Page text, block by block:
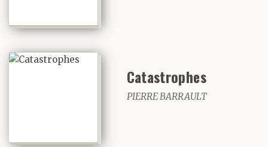
Catastrophes
PIERRE BARRAULT